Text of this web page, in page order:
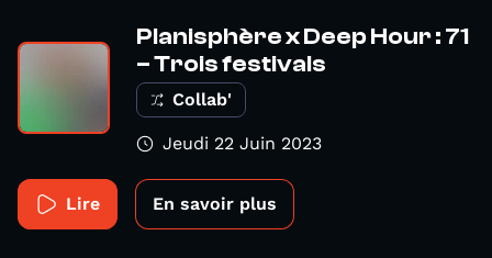
Planisphère x Deep Hour : 71
– Trois festivals
Collab'
Jeudi 22 Juin 2023
Lire En savoir plus